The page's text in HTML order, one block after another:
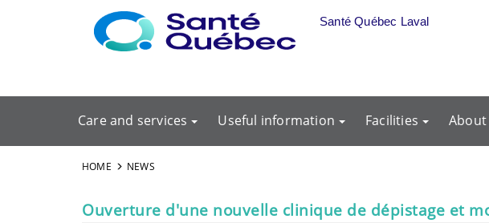
Skip to main content
Santé Québec Laval
Care and services Useful information Facilities About
HOME NEWS
Ouverture d'une nouvelle clinique de dépistage et